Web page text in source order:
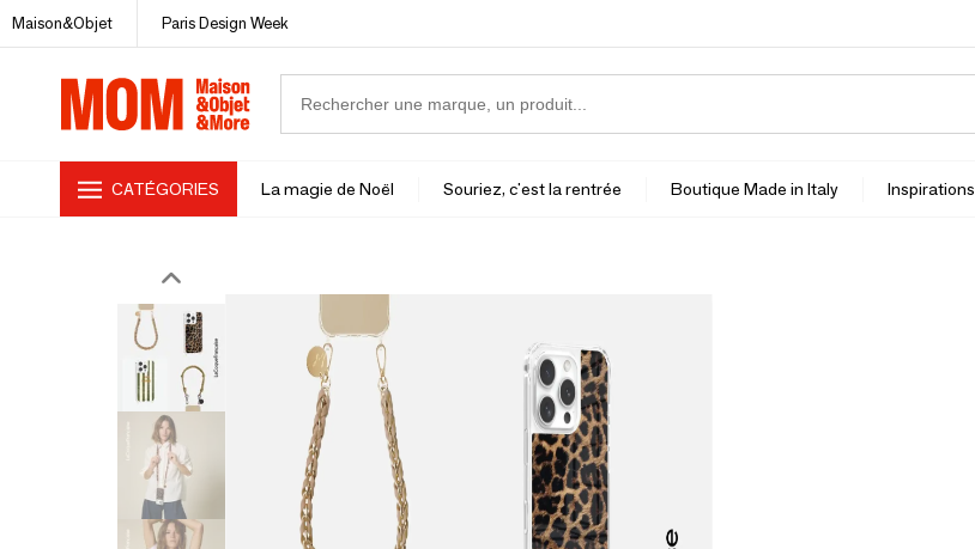
Maison&Objet Paris Design Week
CATÉGORIES La magie de Noël Souriez, c'est la rentrée Boutique Made in Italy Inspirations